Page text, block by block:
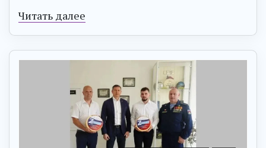
Читать далее